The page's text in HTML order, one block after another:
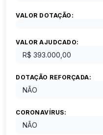
VALOR DOTAÇÃO:
VALOR AJUDCADO:
R$ 393.000,00
DOTAÇÃO REFORÇADA:
NÃO
CORONAVÍRUS:
NÃO